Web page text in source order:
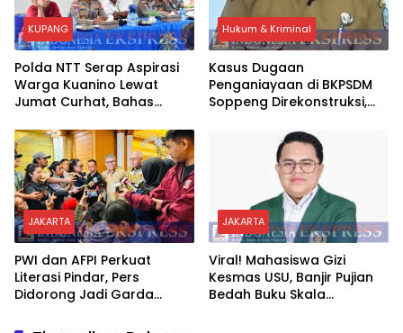
KUPANG
Polda NTT Serap Aspirasi
Warga Kuanino Lewat
Jumat Curhat, Bahas
Kejahatan Siber
Hukum & Kriminal
Kasus Dugaan
Penganiayaan di BKPSDM
Soppeng Direkonstruksi,
Hukum Terus Berjalan
JAKARTA
PWI dan AFPI Perkuat
Literasi Pindar, Pers
Didorong Jadi Garda
Lawan Pinjol Ilegal
JAKARTA
Viral! Mahasiswa Gizi
Kesmas USU, Banjir Pujian
Bedah Buku Skala